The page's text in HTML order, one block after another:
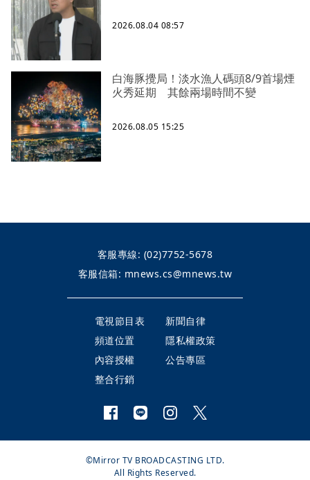
2026.08.04 08:57
白海豚攪局！淡水漁人碼頭8/9首場煙
火秀延期 其餘兩場時間不變
2026.08.05 15:25
客服專線: (02)7752-5678
客服信箱: mnews.cs@mnews.tw
電視節目表
新聞自律
頻道位置
隱私權政策
內容授權
公告專區
整合行銷
©Mirror TV BROADCASTING LTD.
All Rights Reserved.